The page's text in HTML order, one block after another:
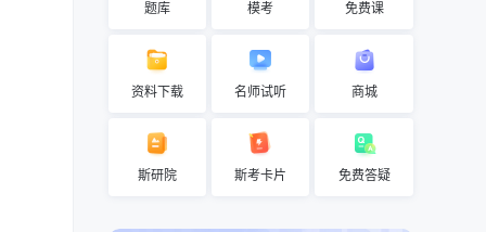
题库 模考 免费课
资料下载 名师试听 商城
斯研院 斯考卡片 免费答疑